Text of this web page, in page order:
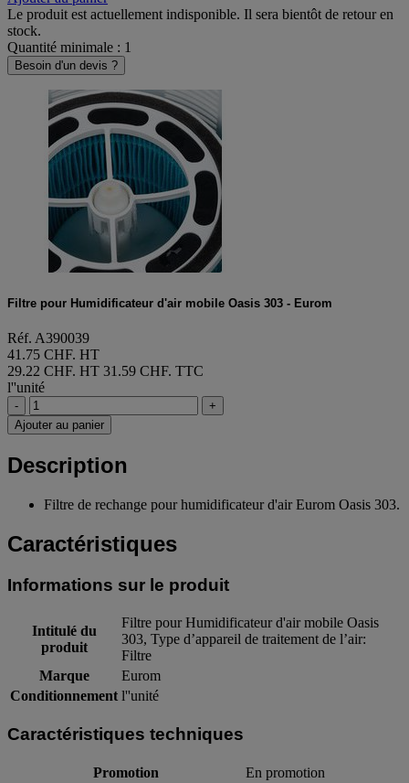
Le produit est actuellement indisponible. Il sera bientôt de retour en
stock.
Quantité minimale : 1
Besoin d'un devis ?
Filtre pour Humidificateur d'air mobile Oasis 303 - Eurom
Réf. A390039
41.75 CHF. HT
29.22 CHF. HT 31.59 CHF. TTC
l''unité
-
+
Ajouter au panier
Description
Filtre de rechange pour humidificateur d'air Eurom Oasis 303.
Caractéristiques
Informations sur le produit
Intitulé du
produit
Filtre pour Humidificateur d'air mobile Oasis
303, Type d’appareil de traitement de l’air:
Filtre
Marque
Eurom
Conditionnement l''unité
Caractéristiques techniques
Promotion
En promotion